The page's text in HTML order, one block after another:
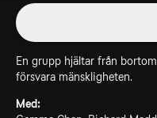
En grupp hjältar från
försvara mänskligheten.
Med: